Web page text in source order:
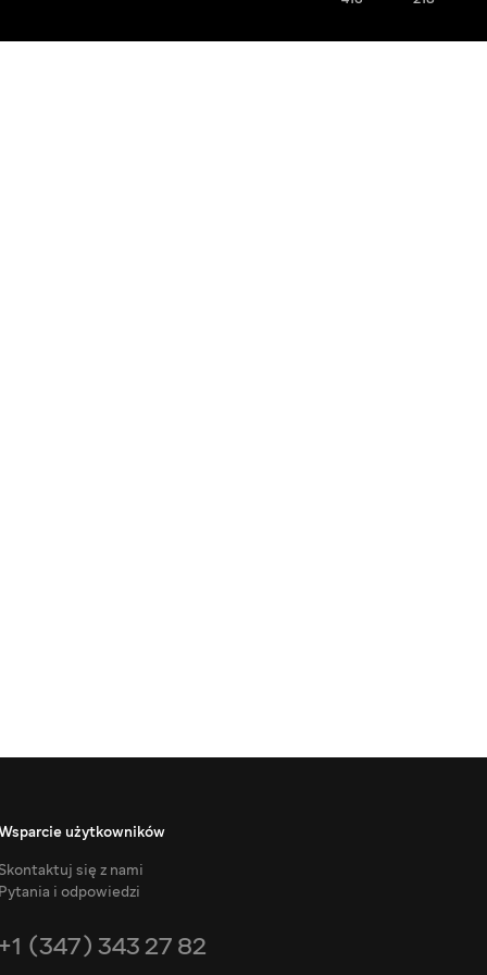
użytkowników
się z nami
Pytania i odpowiedzi
+1 (347) 343 27 82